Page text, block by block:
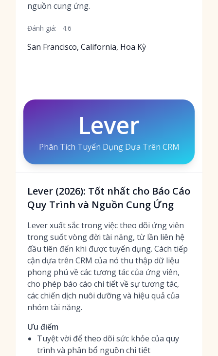
nguồn cung ứng.
Đánh giá: 4.6
San Francisco, California, Hoa Kỳ
Lever
Phân Tích Tuyển Dụng Dựa Trên CRM
Lever (2026): Tốt nhất cho Báo Cáo
Quy Trình và Nguồn Cung Ứng
Lever xuất sắc trong việc theo dõi ứng viên
trong suốt vòng đời tài năng, từ lần liên hệ
đầu tiên đến khi được tuyển dụng. Cách tiếp
cận dựa trên CRM của nó thu thập dữ liệu
phong phú về các tương tác của ứng viên,
cho phép báo cáo chi tiết về sự tương tác,
các chiến dịch nuôi dưỡng và hiệu quả của
nhóm tài năng.
Ưu điểm
Tuyệt vời để theo dõi sức khỏe của quy
trình và phân bổ nguồn chi tiết